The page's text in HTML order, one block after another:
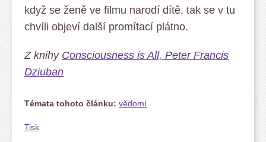
když se ženě ve filmu narodí dítě, tak se v tu
chvíli objeví další promítací plátno.
Z knihy Consciousness is All, Peter Francis
Dziuban
Témata tohoto článku: vědomí
Tisk